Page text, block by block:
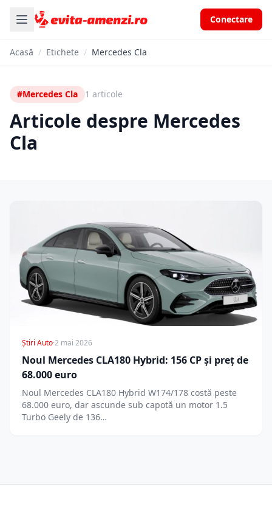
Conectare
Acasă / Etichete / Mercedes Cla
#Mercedes Cla 1 articole
Articole despre Mercedes
Cla
Știri Auto·2 mai 2026
Noul Mercedes CLA180 Hybrid: 156 CP și preț de
68.000 euro
Noul Mercedes CLA180 Hybrid W174/178 costă peste
68.000 euro, dar ascunde sub capotă un motor 1.5
Turbo Geely de 136…